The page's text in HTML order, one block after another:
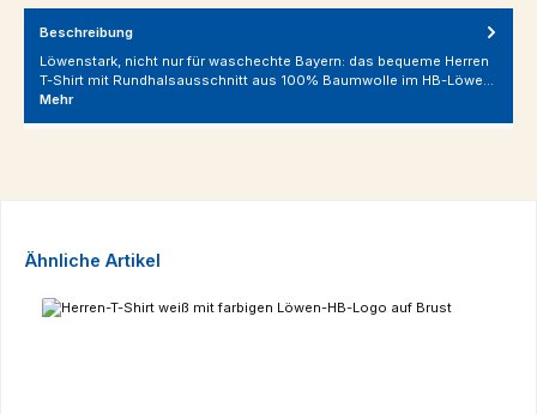
Beschreibung
Löwenstark, nicht nur für waschechte Bayern: das bequeme Herren
T-Shirt mit Rundhalsausschnitt aus 100% Baumwolle im HB-Löwe…
Mehr
Produktgalerie überspringen
Ähnliche Artikel